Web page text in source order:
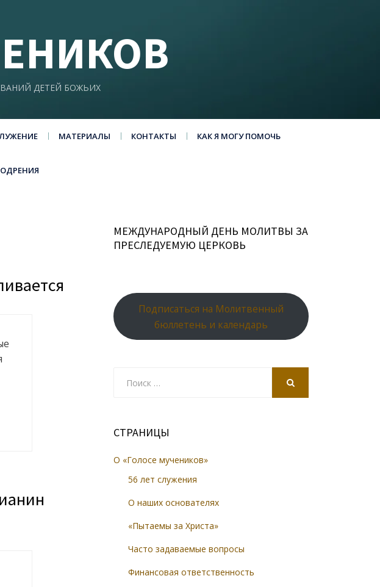
ДЕТЕЙ БОЖЬИХ
МАТЕРИАЛЫ КОНТАКТЫ КАК Я МОГУ ПОМОЧЬ
МЕЖДУНАРОДНЫЙ ДЕНЬ МОЛИТВЫ ЗА
ПРЕСЛЕДУЕМУЮ ЦЕРКОВЬ
Подписаться на Молитвенный
бюллетень и календарь
СТРАНИЦЫ
О «Голосе мучеников»
56 лет служения
О наших основателях
«Пытаемы за Христа»
Часто задаваемые вопросы
Финансовая ответственность